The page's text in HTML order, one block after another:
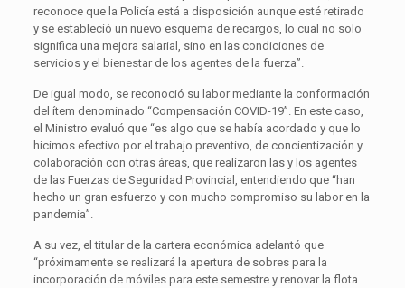
reconoce que la Policía está a disposición aunque esté retirado
y se estableció un nuevo esquema de recargos, lo cual no solo
significa una mejora salarial, sino en las condiciones de
servicios y el bienestar de los agentes de la fuerza”.
De igual modo, se reconoció su labor mediante la conformación
del ítem denominado “Compensación COVID-19”. En este caso,
el Ministro evaluó que “es algo que se había acordado y que lo
hicimos efectivo por el trabajo preventivo, de concientización y
colaboración con otras áreas, que realizaron las y los agentes
de las Fuerzas de Seguridad Provincial, entendiendo que “han
hecho un gran esfuerzo y con mucho compromiso su labor en la
pandemia”.
A su vez, el titular de la cartera económica adelantó que
“próximamente se realizará la apertura de sobres para la
incorporación de móviles para este semestre y renovar la flota